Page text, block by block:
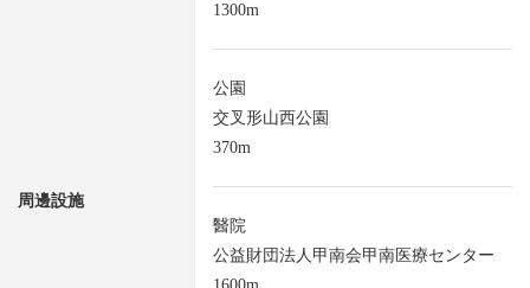
周邊設施
1300m
公園
交叉形山西公園
370m
醫院
公益財団法人甲南会甲南医療センター